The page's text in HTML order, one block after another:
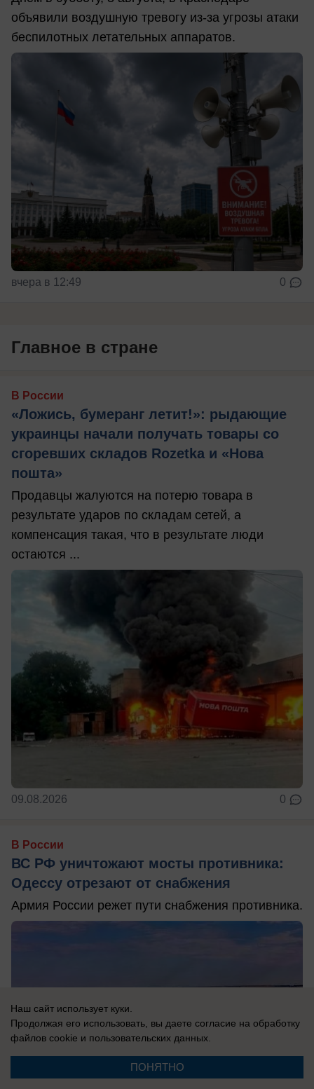
объявили воздушную тревогу из-за угрозы атаки
беспилотных летательных аппаратов.
вчера в 12:49 0
Главное в стране
В России
«Ложись, бумеранг летит!»: рыдающие
украинцы начали получать товары со
сгоревших складов Rozetka и «Нова
пошта»
Продавцы жалуются на потерю товара в
результате ударов по складам сетей, а
компенсация такая, что в результате люди
остаются ...
09.08.2026 0
В России
ВС РФ уничтожают мосты противника:
Одессу отрезают от снабжения
Армия России режет пути снабжения противника.
Наш сайт использует куки.
Продолжая его использовать, вы даете согласие на обработку
файлов cookie и пользовательских данных.
ПОНЯТНО